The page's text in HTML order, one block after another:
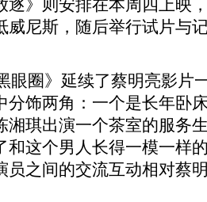
逐》则安排在本周四上映
威尼斯，随后举行试片与
眼圈》延续了蔡明亮影片
分饰两角：一个是长年卧
湘琪出演一个茶室的服务
和这个男人长得一模一样
员之间的交流互动相对蔡